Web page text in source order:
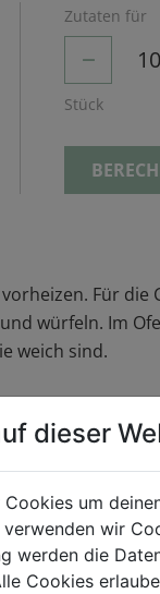
Zutaten für
– 10
Stück
Für die
würfeln. Im
weich sind.
und Salz
und das Öl
Apfelmus
schälen, fein
mischen. Die
Stücke
dieser
um
wir
werden die
Cookies